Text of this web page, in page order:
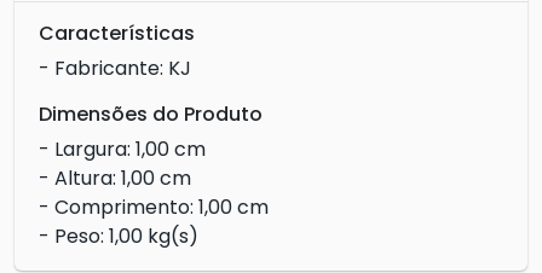
Características
- Fabricante: KJ
Dimensões do Produto
- Largura: 1,00 cm
- Altura: 1,00 cm
- Comprimento: 1,00 cm
- Peso: 1,00 kg(s)